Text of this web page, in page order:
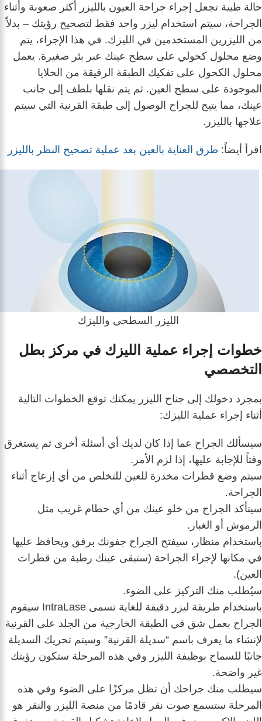
حالة طبية تجعل إجراء جراحة العيون بالليزر أكثر صعوبة وأثناء
الجراحة، سيتم استخدام ليزر واحد فقط لتصحيح رؤيتك – بدلاً
من الليزرين المستخدمين في الليزك. في هذا الإجراء، يتم
وضع محلول كحولي على سطح عينك عبر بئر صغيرة. يعمل
محلول الكحول على تفكيك الطبقة الرقيقة من الخلايا
الموجودة على سطح العين. ثم يتم نقلها بلطف إلى جانب
عينك، مما يتيح للجراح الوصول إلى طبقة القرنية التي سيتم
علاجها بالليزر.
اقرأ أيضاً: طرق العناية بالعين بعد عملية تصحيح النظر بالليزر
الليزر السطحي والليزك
خطوات إجراء عملية الليزك في مركز بطل
التخصصي
بمجرد دخولك إلى جناح الليزر يمكنك توقع الخطوات التالية
أثناء إجراء عملية الليزك:
سيسألك الجراح عما إذا كان لديك أي أسئلة أخرى ثم يستغرق
وقتاً للإجابة عليها، إذا لزم الأمر.
سيتم وضع قطرات مخدرة للعين للتخلص من أي إزعاج أثناء
الجراحة.
سيتأكد الجراح من خلو عينك من أي حطام غريب مثل
الرموش أو الغبار.
باستخدام منظار، سيفتح الجراح جفونك برفق ويحافظ عليها
في مكانها لإجراء الجراحة (ستبقى عينك رطبة من قطرات
العين).
سيُطلب منك التركيز على الضوء.
باستخدام طريقة ليزر دقيقة للغاية تسمى IntraLase سيقوم
الجراح بعمل شق في الطبقة الخارجية من الجلد على القرنية
لإنشاء ما يعرف باسم “سديلة القرنية” وسيتم تحريك السديلة
جانبًا للسماح بوظيفة الليزر وفي هذه المرحلة ستكون رؤيتك
غير واضحة.
سيطلب منك جراحك أن تظل مركزًا على الضوء وفي هذه
المرحلة ستسمع صوت نقر قادمًا من منصة الليزر والنقر هو